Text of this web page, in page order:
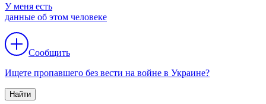
У меня есть
данные об этом человеке
Сообщить
Ищете пропавшего без вести на войне в Украине?
Найти